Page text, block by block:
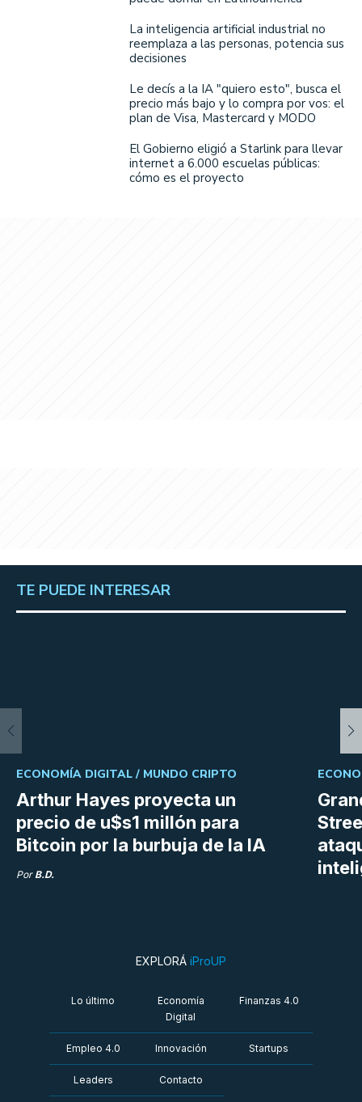
La inteligencia artificial industrial no
reemplaza a las personas, potencia sus
decisiones
Le decís a la IA "quiero esto", busca el
precio más bajo y lo compra por vos: el
plan de Visa, Mastercard y MODO
El Gobierno eligió a Starlink para llevar
internet a 6.000 escuelas públicas:
cómo es el proyecto
TE PUEDE INTERESAR
Arthur Hayes proyecta un
precio de u$s1 millón para
Bitcoin por la burbuja de la IA
ECONOMÍA DIGITAL / MUNDO CRIPTO
Por B.D.
EXPLORÁ iProUP
Lo último
Economía
Digital
Finanzas 4.0
Empleo 4.0 Innovación Startups
Leaders Contacto